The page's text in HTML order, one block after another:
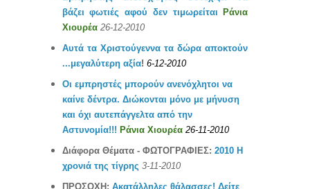
βάζει φωτιές αφού δεν τιμωρείται
Ράνια
Χιουρέα 26-12-2010
Αυτά τα Χριστούγεννα τα δώρα αποκτούν
...μεγαλύτερη αξία! 6-12-2010
Οι εμπρηστές μπορούν ανενόχλητοι να
καίνε δέντρα. Διώκονται μόνο με μήνυση
και όχι αυτεπάγγελτα από την
Αστυνομία!!! Ράνια Χιουρέα 26-11-2010
Διάφορα Θέματα - ΦΩΤΟΓΡΑΦΙΕΣ: 2010 Η
χρονιά της τίγρης 3-11-2010
ΠΡΟΣΟΧΗ: Ακατάλληλες θάλασσες! Δείτε